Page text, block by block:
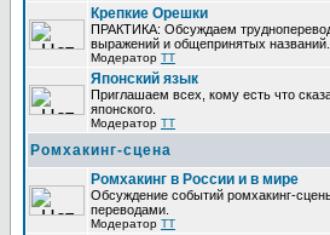
Крепкие Орешки
ПРАКТИКА: Обсуждаем
выражений и общепринятых названий.
Модератор TT
Японский язык
Приглашаем всех, кому есть что
японского.
Модератор TT
Ромхакинг-сцена
Ромхакинг в России и в мире
Обсуждение событий ромхакинг-
переводами.
Модератор TT